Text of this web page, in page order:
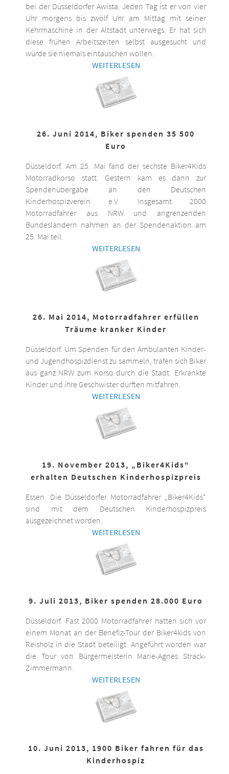
bei der Düsseldorfer Awista. Jeden Tag ist er von vier
Uhr morgens bis zwölf Uhr am Mittag mit seiner
Kehrmaschine in der Altstadt unterwegs. Er hat sich
diese frühen Arbeitszeiten selbst ausgesucht und
würde sie niemals eintauschen wollen.
WEITERLESEN
26. Juni 2014, Biker spenden 35 500
Euro
Düsseldorf. Am 25. Mai fand der sechste Biker4Kids
Motorradkorso statt. Gestern kam es dann zur
Spendenübergabe an den Deutschen
Kinderhospizverein e.V. Insgesamt 2000
Motorradfahrer aus NRW und angrenzenden
Bundesländern nahmen an der Spendenaktion am
25. Mai teil.
WEITERLESEN
26. Mai 2014, Motorradfahrer erfüllen
Träume kranker Kinder
Düsseldorf. Um Spenden für den Ambulanten Kinder-
und Jugendhospizdienst zu sammeln, trafen sich Biker
aus ganz NRW zum Korso durch die Stadt. Erkrankte
Kinder und ihre Geschwister durften mitfahren.
WEITERLESEN
19. November 2013, „Biker4Kids“
erhalten Deutschen Kinderhospizpreis
Essen. Die Düsseldorfer Motorradfahrer „Biker4Kids“
sind mit dem Deutschen Kinderhospizpreis
ausgezeichnet worden.
WEITERLESEN
9. Juli 2013, Biker spenden 28.000 Euro
Düsseldorf. Fast 2000 Motorradfahrer hatten sich vor
einem Monat an der Benefiz-Tour der Biker4kids von
Reisholz in die Stadt beteiligt. Angeführt worden war
die Tour von Bürgermeisterin Marie-Agnes Strack-
Zimmermann.
WEITERLESEN
10. Juni 2013, 1900 Biker fahren für das
Kinderhospiz